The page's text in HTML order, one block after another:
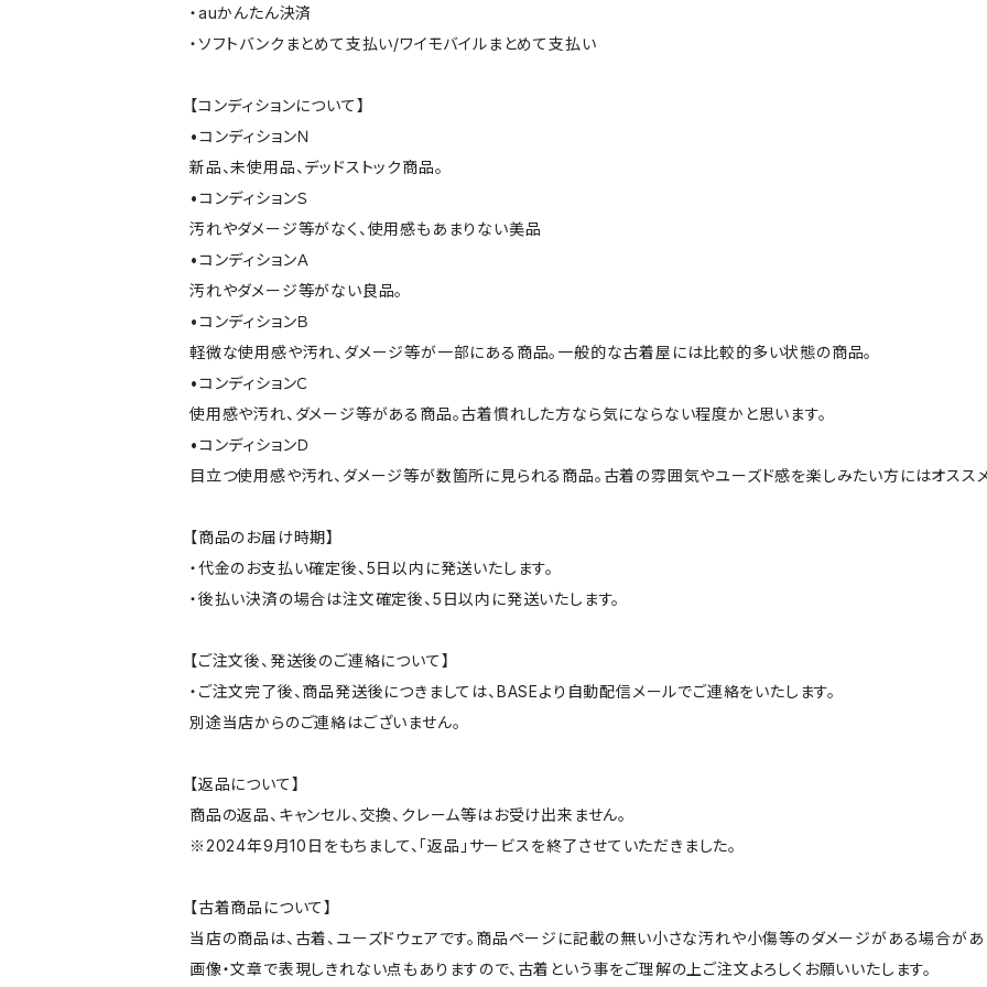
・auかんたん決済
・ソフトバンクまとめて支払い/ワイモバイルまとめて支払い
【コンディションについて】
•コンディションＮ
新品、未使用品、デッドストック商品。
•コンディションＳ
汚れやダメージ等がなく、使用感もあまりない美品
•コンディションＡ
汚れやダメージ等がない良品。
•コンディションＢ
軽微な使用感や汚れ、ダメージ等が一部にある商品。一般的な古着屋には比較的多い状態の商品。
•コンディションＣ
使用感や汚れ、ダメージ等がある商品。古着慣れした方なら気にならない程度かと思います。
•コンディションＤ
目立つ使用感や汚れ、ダメージ等が数箇所に見られる商品。古着の雰囲気やユーズド感を楽しみたい方にはオスス
【商品のお届け時期】
・代金のお支払い確定後、5日以内に発送いたします。
・後払い決済の場合は注文確定後、5日以内に発送いたします。
【ご注文後、発送後のご連絡について】
・ご注文完了後、商品発送後につきましては、BASEより自動配信メールでご連絡をいたします。
別途当店からのご連絡はございません。
【返品について】
商品の返品、キャンセル、交換、クレーム等はお受け出来ません。
※2024年9月10日をもちまして、「返品」サービスを終了させていただきました。
【古着商品について】
当店の商品は、古着、ユーズドウェアです。商品ページに記載の無い小さな汚れや小傷等のダメージがある場合があ
画像・文章で表現しきれない点もありますので、古着という事をご理解の上ご注文よろしくお願いいたします。